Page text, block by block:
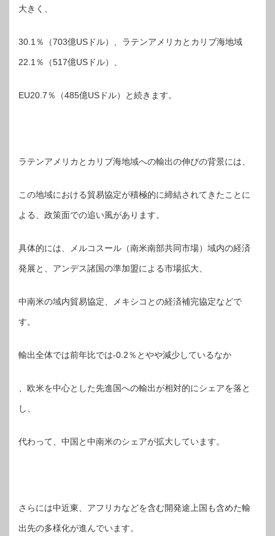
大きく、
30.1％（703億USドル）、ラテンアメリカとカリブ海地域
22.1％（517億USドル）、
EU20.7％（485億USドル）と続きます。
ラテンアメリカとカリブ海地域への輸出の伸びの背景には、
この地域における貿易協定が積極的に締結されてきたことに
よる、政策面での追い風があります。
具体的には、メルコスール（南米南部共同市場）域内の経済
発展と、アンデス諸国の準加盟による市場拡大、
中南米の域内貿易協定、メキシコとの経済補完協定などで
す。
輸出全体では前年比では-0.2％とやや減少しているなか
、欧米を中心とした先進国への輸出が相対的にシェアを落と
し、
代わって、中国と中南米のシェアが拡大しています。
さらには中近東、アフリカなどを含む開発途上国も含めた輸
出先の多様化が進んでいます。